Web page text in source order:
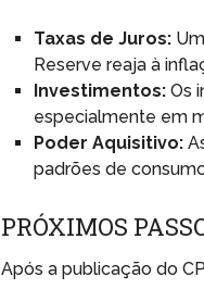
Taxas de Juros:
Reserve reaja à
Investimentos: Os
especialmente em
Poder Aquisitivo:
padrões de
PRÓXIMOS
Após a publicação do